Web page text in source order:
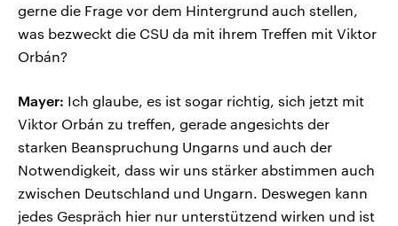
gerne die Frage vor dem Hintergrund auch stellen,
was bezweckt die CSU da mit ihrem Treffen mit Viktor
Orbán?
Mayer: Ich glaube, es ist sogar richtig, sich jetzt mit
Viktor Orbán zu treffen, gerade angesichts der
starken Beanspruchung Ungarns und auch der
Notwendigkeit, dass wir uns stärker abstimmen auch
zwischen Deutschland und Ungarn. Deswegen kann
jedes Gespräch hier nur unterstützend wirken und ist